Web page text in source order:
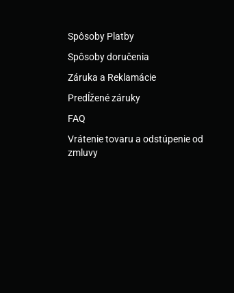
Spôsoby Platby
Spôsoby doručenia
Záruka a Reklamácie
Predĺžené záruky
FAQ
Vrátenie tovaru a odstúpenie od
zmluvy